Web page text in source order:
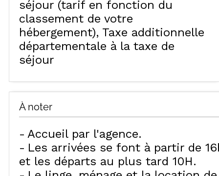
séjour (tarif en fonction du
classement de votre
hébergement) Taxe additionnelle
départementale à la taxe de
séjour
À noter
Accueil par l'agence
Les arrivées se font à partir de
et les départs au plus tard 10H